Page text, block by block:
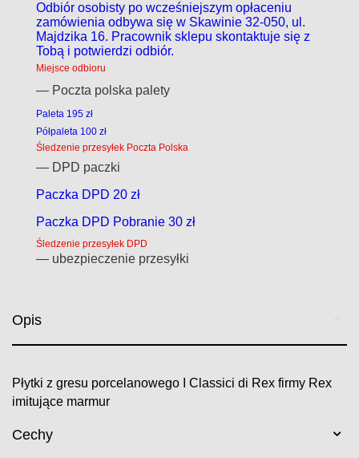
Odbiór osobisty po wcześniejszym opłaceniu
zamówienia odbywa się w Skawinie 32-050, ul.
Majdzika 16. Pracownik sklepu skontaktuje się z
Tobą i potwierdzi odbiór.
Miejsce odbioru
— Poczta polska palety
Paleta 195 zł
Półpaleta 100 zł
Śledzenie przesyłek Poczta Polska
— DPD paczki
Paczka DPD 20 zł
Paczka DPD Pobranie 30 zł
Śledzenie przesyłek DPD
— ubezpieczenie przesyłki
Opis
Płytki z gresu porcelanowego I Classici di Rex firmy Rex
imitujące marmur
Cechy